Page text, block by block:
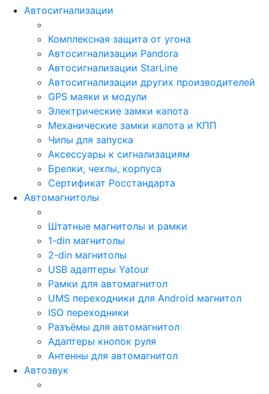
Автосигнализации
Комплексная защита от угона
Автосигнализации Pandora
Автосигнализации StarLine
Автосигнализации других производителей
GPS маяки и модули
Электрические замки капота
Механические замки капота и КПП
Чипы для запуска
Аксессуары к сигнализациям
Брелки, чехлы, корпуса
Сертификат Росстандарта
Автомагнитолы
Штатные магнитолы и рамки
1-din магнитолы
2-din магнитолы
USB адаптеры Yatour
Рамки для автомагнитол
UMS переходники для Android магнитол
ISO переходники
Разъёмы для автомагнитол
Адаптеры кнопок руля
Антенны для автомагнитол
Автозвук